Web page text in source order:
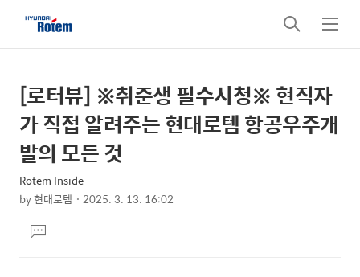
검
색
메
뉴
상
세
컨
텐
츠
본
문
제
목
[로터뷰] ※취준생 필수시청※ 현직자
가 직접 알려주는 현대로템 항공우주개
발의 모든 것
Rotem Inside
by현대로템 2025. 3. 13. 16:02
문댓
글